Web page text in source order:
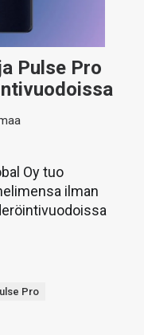
Pulse Pro
Oy tuo
ilman
Pro